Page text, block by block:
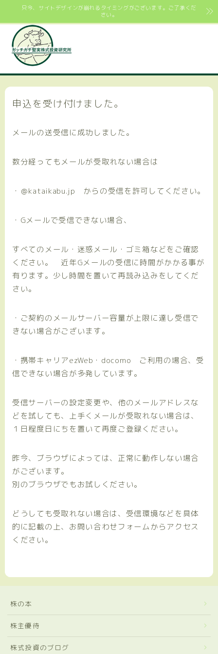
只今、サイトデザインが崩れるタイミングがございます。ご了承くだ
さい。
申込を受け付けました。
メールの送受信に成功しました。
数分経ってもメールが受取れない場合は
・＠kataikabu.jp からの受信を許可してください。
・Gメールで受信できない場合、
すべてのメール・迷惑メール・ゴミ箱などをご確認
ください。 近年Gメールの受信に時間がかかる事が
有ります。少し時間を置いて再読み込みをしてくだ
さい。
・ご契約のメールサーバー容量が上限に達し受信で
きない場合がございます。
・携帯キャリアezWeb・docomo ご利用の場合、受
信できない場合が多発しています。
受信サーバーの設定変更や、他のメールアドレスな
どを試しても、上手くメールが受取れない場合は、
１日程度日にちを置いて再度ご登録ください。
昨今、ブラウザによっては、正常に動作しない場合
がございます。
別のブラウザでもお試しください。
どうしても受取れない場合は、受信環境などを具体
的に記載の上、お問い合わせフォームからアクセス
ください。
株の本
株主優待
株式投資のブログ